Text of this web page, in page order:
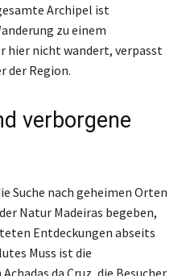
Archipel ist
zu einem
hier nicht wandert, verpasst
der Region.
verborgene
Suche nach geheimen Orten
Natur Madeiras begeben,
Entdeckungen abseits
Muss ist die
da Cruz, die Besucher